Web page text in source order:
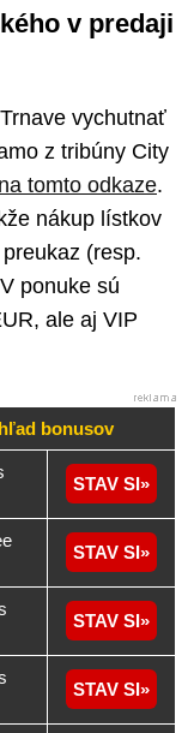
v predaji
vychutnať
z tribúny City
tomto odkaze.
nákup lístkov
(resp.
ponuke sú
ale aj VIP
bonusov
STAV SI
STAV SI
STAV SI
STAV SI